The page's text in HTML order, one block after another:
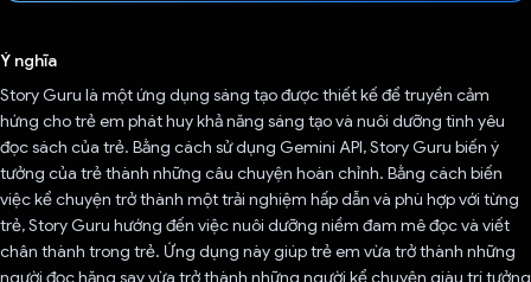
Ý nghĩa
Story Guru là một ứng dụng sáng tạo được thiết kế để truyền cảm
hứng cho trẻ em phát huy khả năng sáng tạo và nuôi dưỡng tình yêu
đọc sách của trẻ. Bằng cách sử dụng Gemini API, Story Guru biến ý
tưởng của trẻ thành những câu chuyện hoàn chỉnh. Bằng cách biến
việc kể chuyện trở thành một trải nghiệm hấp dẫn và phù hợp với từng
trẻ, Story Guru hướng đến việc nuôi dưỡng niềm đam mê đọc và viết
chân thành trong trẻ. Ứng dụng này giúp trẻ em vừa trở thành những
người đọc hăng say vừa trở thành những người kể chuyện giàu trí tưởng